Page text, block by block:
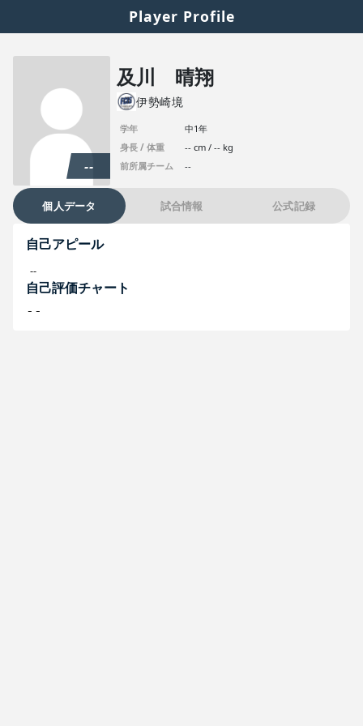
Player Profile
--
及川 晴翔
伊勢崎境
学年
中1年
身長 / 体重
-- cm / -- kg
前所属チーム
--
個人データ 試合情報 公式記録
自己アピール
--
自己評価チャート
--